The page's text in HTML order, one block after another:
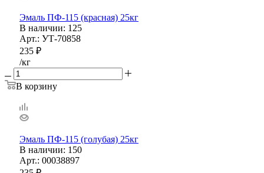
Эмаль ПФ-115 (красная) 25кг
В наличии: 125
Арт.: УТ-70858
235 ₽
/кг
В корзину
Эмаль ПФ-115 (голубая) 25кг
В наличии: 150
Арт.: 00038897